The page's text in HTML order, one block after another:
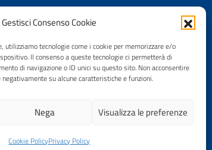
Gestisci Consenso Cookie
utilizziamo tecnologie come i cookie per memorizzare e/o
Il consenso a queste tecnologie ci permetterà di
di navigazione o ID unici su questo sito. Non acconsentire
su alcune caratteristiche e funzioni.
Nega Visualizza le preferenze
Cookie PolicyPrivacy Policy